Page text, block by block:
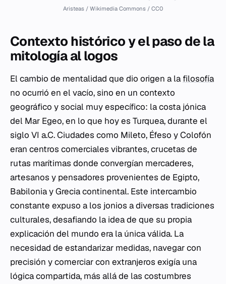
Aristeas / Wikimedia Commons / CC0
Contexto histórico y el paso de la
mitología al logos
El cambio de mentalidad que dio origen a la filosofía
no ocurrió en el vacío, sino en un contexto
geográfico y social muy específico: la costa jónica
del Mar Egeo, en lo que hoy es Turquea, durante el
siglo VI a.C. Ciudades como Mileto, Éfeso y Colofón
eran centros comerciales vibrantes, crucetas de
rutas marítimas donde convergían mercaderes,
artesanos y pensadores provenientes de Egipto,
Babilonia y Grecia continental. Este intercambio
constante expuso a los jonios a diversas tradiciones
culturales, desafiando la idea de que su propia
explicación del mundo era la única válida. La
necesidad de estandarizar medidas, navegar con
precisión y comerciar con extranjeros exigía una
lógica compartida, más allá de las costumbres